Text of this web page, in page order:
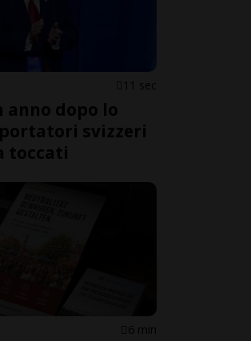
11 sec
anno dopo lo
svizzeri
toccati
6 min